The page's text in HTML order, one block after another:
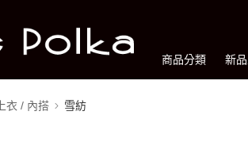
商品分類 新
上衣 / 內搭 雪紡